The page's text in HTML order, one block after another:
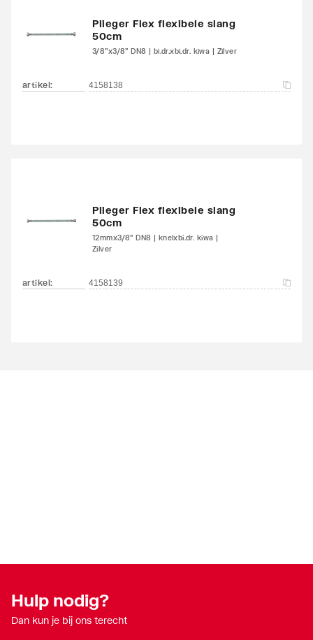
Plieger Flex flexibele slang
50cm
3/8"x3/8" DN8 | bi.dr.xbi.dr. kiwa | Zilver
artikel: 4158138
Plieger Flex flexibele slang
50cm
12mmx3/8" DN8 | knelxbi.dr. kiwa |
Zilver
artikel: 4158139
Hulp nodig?
Dan kun je bij ons terecht